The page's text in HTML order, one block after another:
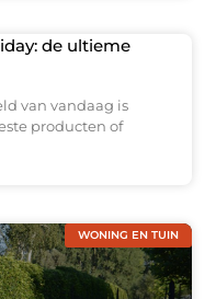
de ultieme
van vandaag is
producten of
WONING EN TUIN